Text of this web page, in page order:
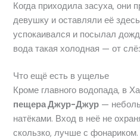
Когда приходила засуха, они
девушку и оставляли её
успокаивался и посылал
вода такая холодная — от
Что ещё есть в ущелье
Кроме главного водопада, в
пещера Джур-Джур —
натёками. Вход в неё не
скользко, лучше с